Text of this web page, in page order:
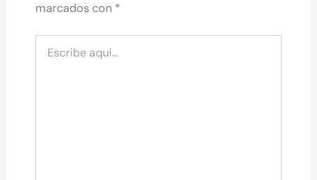
marcados con *
aquí...